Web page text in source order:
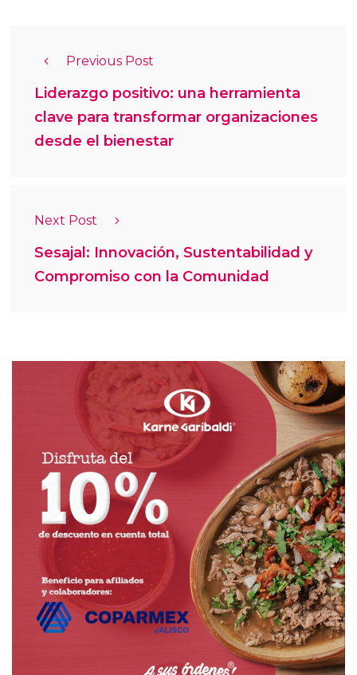
Previous Post
Liderazgo positivo: una herramienta
clave para transformar organizaciones
desde el bienestar
Next Post
Sesajal: Innovación, Sustentabilidad y
Compromiso con la Comunidad